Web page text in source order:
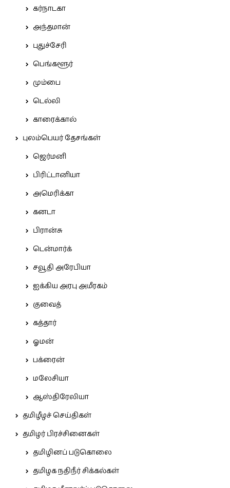
கர்நாடகா
அந்தமான்
புதுச்சேரி
பெங்களூர்
மும்பை
டெல்லி
காரைக்கால்
புலம்பெயர் தேசங்கள்
ஜெர்மனி
பிரிட்டானியா
அமெரிக்கா
கனடா
பிரான்சு
டென்மார்க்
சவூதி அரேபியா
ஐக்கிய அரபு அமீரகம்
குவைத்
கத்தார்
ஓமன்
பக்ரைன்
மலேசியா
ஆஸ்திரேலியா
தமிழீழச் செய்திகள்
தமிழர் பிரச்சினைகள்
தமிழினப் படுகொலை
தமிழக நதிநீர் சிக்கல்கள்